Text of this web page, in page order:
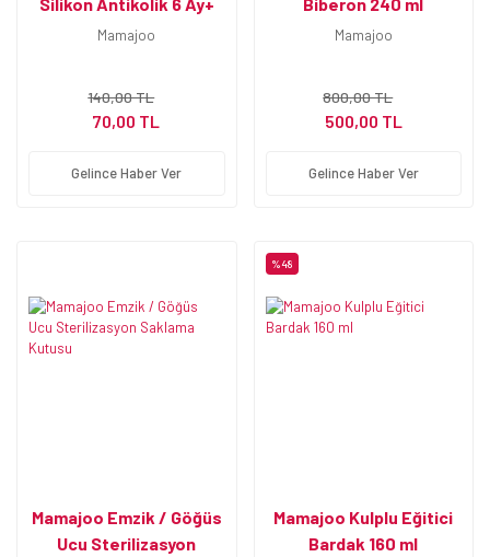
2'li Medium No: 1
Mamajoo
140,00 TL
70,00 TL
Gelince Haber Ver
Mamajoo
800,00 TL
500,00 TL
Gelince Haber Ver
Mamajoo Emzik / Göğüs
Ucu Sterilizasyon
%48
Mamajoo Kulplu Eğitici
Bardak 160 ml